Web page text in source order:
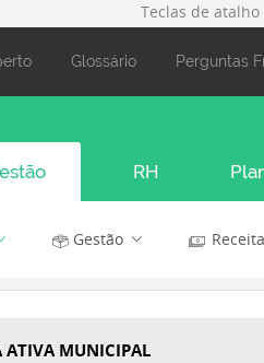
Teclas de atalho
Glossário Perguntas
Gestão Receita
RH
ATIVA MUNICIPAL